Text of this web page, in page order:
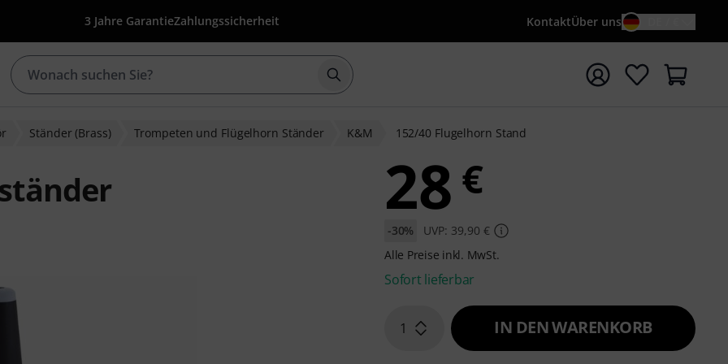
3 Jahre GarantieZahlungssicherheit KontaktÜber uns
Suche mit Suchwort {searchTerm} starten
Ständer (Brass) Trompeten und Flügelhorn Ständer K&M 152/40 Flugelhorn Stand
28 €
-30%
UVP: 39,90 €
Alle Preise inkl. MwSt.
Sofort lieferbar
1 IN DEN WARENKORB